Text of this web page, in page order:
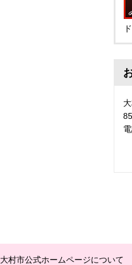
大村市公式ホームページについて